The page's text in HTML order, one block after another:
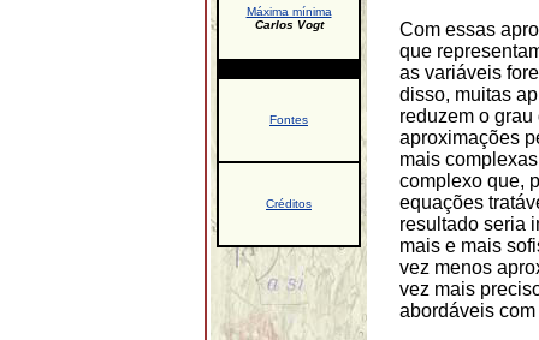
Máxima mínima
Carlos Vogt
Fontes
Créditos
Com essas
que
as variáveis
disso, muitas
reduzem o
aproximações
mais
complexo que,
equações
resultado seria
mais e mais
vez menos
vez mais
abordáveis